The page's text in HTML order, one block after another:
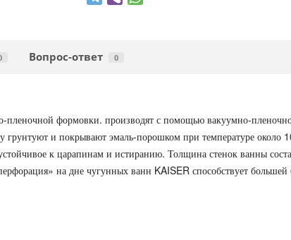
Вопрос-ответ 0
пленочной формовки. производят с помощью вакуумно-
и покрывают эмаль-порошком при температуре около
к царапинам и истиранию. Толщина стенок ванны
на дне чугунных ванн KAISER способствует большей